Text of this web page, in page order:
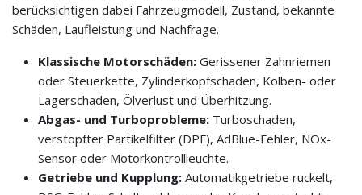
berücksichtigen dabei Fahrzeugmodell, Zustand, bekannte
Schäden, Laufleistung und Nachfrage.
Klassische Motorschäden: Gerissener Zahnriemen
oder Steuerkette, Zylinderkopfschaden, Kolben- oder
Lagerschaden, Ölverlust und Überhitzung.
Abgas- und Turboprobleme: Turboschaden,
verstopfter Partikelfilter (DPF), AdBlue-Fehler, NOx-
Sensor oder Motorkontrollleuchte.
Getriebe und Kupplung: Automatikgetriebe ruckelt,